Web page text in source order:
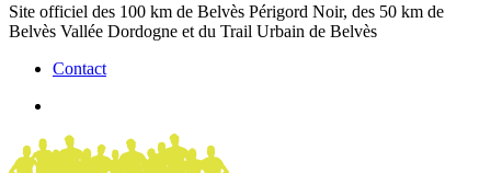
Site officiel des 100 km de Belvès Périgord Noir, des 50 km de
Belvès Vallée Dordogne et du Trail Urbain de Belvès
Contact